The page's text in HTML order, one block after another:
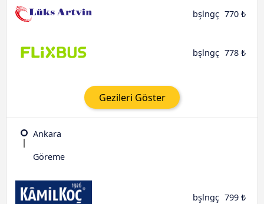
bşlngç 770 ₺
bşlngç 778 ₺
Gezileri Göster
Ankara
Göreme
bşlngç 799 ₺